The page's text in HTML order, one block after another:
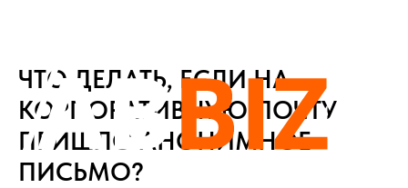
ЧТО ДЕЛАТЬ, ЕСЛИ НА
КОРПОРАТИВНУЮ ПОЧТУ
ПРИШЛО АНОНИМНОЕ
ПИСЬМО?